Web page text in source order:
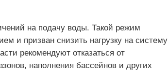
на подачу воды. Такой режим
и призван снизить нагрузку на систему
рекомендуют отказаться от
наполнения бассейнов и других